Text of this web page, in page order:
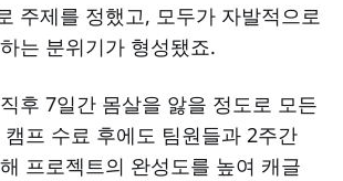
주제를 정했고, 모두가 자발적으로
는 분위기가 형성됐죠.
후 7일간 몸살을 앓을 정도로 모든
프 수료 후에도 팀원들과 2주간
프로젝트의 완성도를 높여 캐글